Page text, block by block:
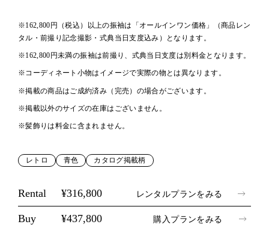
※162,800円（税込）以上の振袖は「オールインワン価格」（商品レン
タル・前撮り記念撮影・式典当日支度込み）となります。
※162,800円未満の振袖は前撮り、式典当日支度は別料金となります。
※コーディネート小物はイメージで実際の物とは異なります。
※掲載の商品はご成約済み（完売）の場合がございます。
※掲載以外のサイズの在庫はございません。
※髪飾りは料金に含まれません。
レトロ 青色 カタログ掲載柄
Rental ¥316,800 レンタルプランをみる
Buy ¥437,800 購入プランをみる